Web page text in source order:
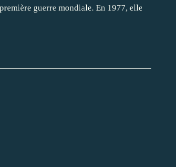
guerre mondiale. En 1977, elle